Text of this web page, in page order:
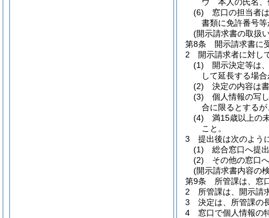
(6)
窓口の担当者
書類に免許番号
(開示請求書の取扱
第8条
開示請求書に
2
開示請求者に対し
(1)
開示決定等は
して延長する場合
(2)
決定の内容は
(3)
個人情報の写
合に限るとする
(4)
満15歳以上の
こと。
3
提出後は次のよう
(1)
総合窓口へ提
(2)
その他の窓口
(開示請求書内容の
第9条
所管課は、窓
2
所管課は、開示請
3
決定は、所管課の
4
窓口で個人情報の